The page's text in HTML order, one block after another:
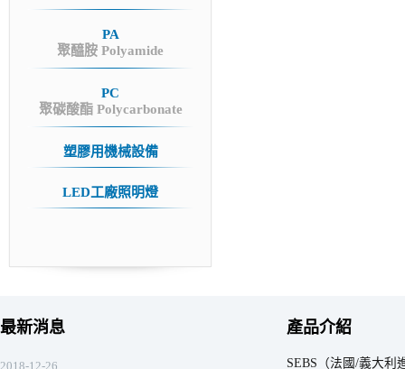
PA
聚醯胺 Polyamide
PC
聚碳酸酯 Polycarbonate
塑膠用機械設備
LED工廠照明燈
最新消息
2018-12-26
產品介紹
SEBS（法國/義大利